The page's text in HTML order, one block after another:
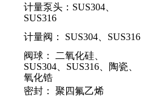
计量泵头：SUS304、
SUS316
计量阀： SUS304、SUS316
阀球： 二氧化硅、
SUS304、SUS316、陶瓷、
氧化锆
密封： 聚四氟乙烯